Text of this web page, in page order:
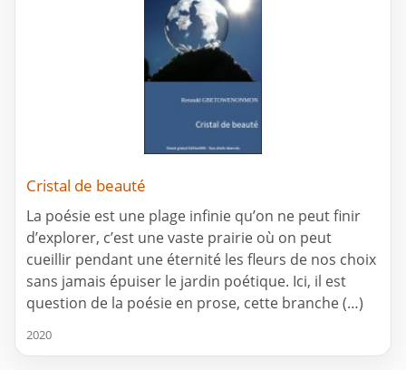
Cristal de beauté
La poésie est une plage infinie qu’on ne peut finir
d’explorer, c’est une vaste prairie où on peut
cueillir pendant une éternité les fleurs de nos choix
sans jamais épuiser le jardin poétique. Ici, il est
question de la poésie en prose, cette branche (…)
2020